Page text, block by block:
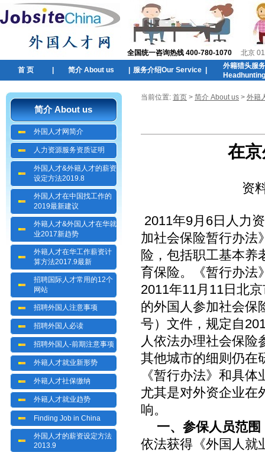
全国统一咨询热线 400-780-1070 北京
首 页 简介 About us 服务介绍Our Service
外籍猎头服
简介 About us
外国人才网简介
人力资源服务资质证明
外国人才&外籍人才的薪资
设定方法2019.8
外国人才在中国找工作的
2019最新建议
外籍人才&外国人才在华就
业2017新趋势
外籍人才在华工作薪资计
算方法2017.9最新
招聘国际人才常用的12个
网站
招聘外国人注意事项
招聘外国人必读
招聘外国人-前期注意事项
外籍人才就业新形势
外籍人才社保缴纳
外籍人才就业趋势
Finding Job in China
外国人才的薪资设定方法
2013.9
当前位置: 首页 > 简介 About us > 外籍
在
资
2011年9月6日人力
加社会保险暂行办法
险，包括职工基本养
育保险。《暂行办法
2011年11月11日北
的外国人参加社会保
号）文件，规定自
人依法办理社会保险
其他城市的细则仍在
《暂行办法》和具
尤其是对外资企业在
响。
一、参保人员范围
依法获得《外国人就